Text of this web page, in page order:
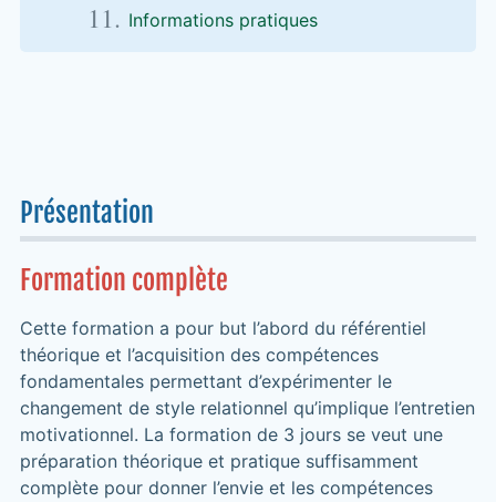
Informations pratiques
Présentation
Formation complète
Cette formation a pour but l’abord du référentiel
théorique et l’acquisition des compétences
fondamentales permettant d’expérimenter le
changement de style relationnel qu’implique l’entretien
motivationnel. La formation de 3 jours se veut une
préparation théorique et pratique suffisamment
complète pour donner l’envie et les compétences